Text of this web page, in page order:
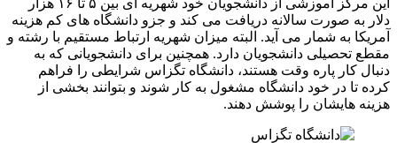
این مرکز آموزشی از دانشجویان خود شهریه ای بین ۵ تا ۱۶ هزار
دلار به صورت سالانه دریافت می کند و جزو دانشگاه های کم هزینه
آمریکا به شمار می آید. البته میزان شهریه ارتباط مستقیم با رشته و
مقطع تحصیلی دانشجویان دارد. همچنین برای دانشجویانی که به
دنبال کار پاره وقت هستند، دانشگاه تگزاس شرایطی را فراهم
کرده تا در خود دانشگاه مشغول به کار شوند و بتوانند بخشی از
هزینه هایشان را پوشش دهند.